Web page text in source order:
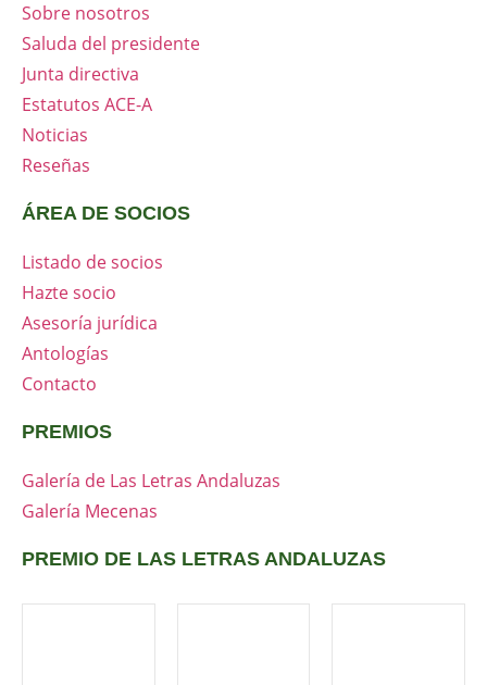
Sobre nosotros
Saluda del presidente
Junta directiva
Estatutos ACE-A
Noticias
Reseñas
ÁREA DE SOCIOS
Listado de socios
Hazte socio
Asesoría jurídica
Antologías
Contacto
PREMIOS
Galería de Las Letras Andaluzas
Galería Mecenas
PREMIO DE LAS LETRAS ANDALUZAS